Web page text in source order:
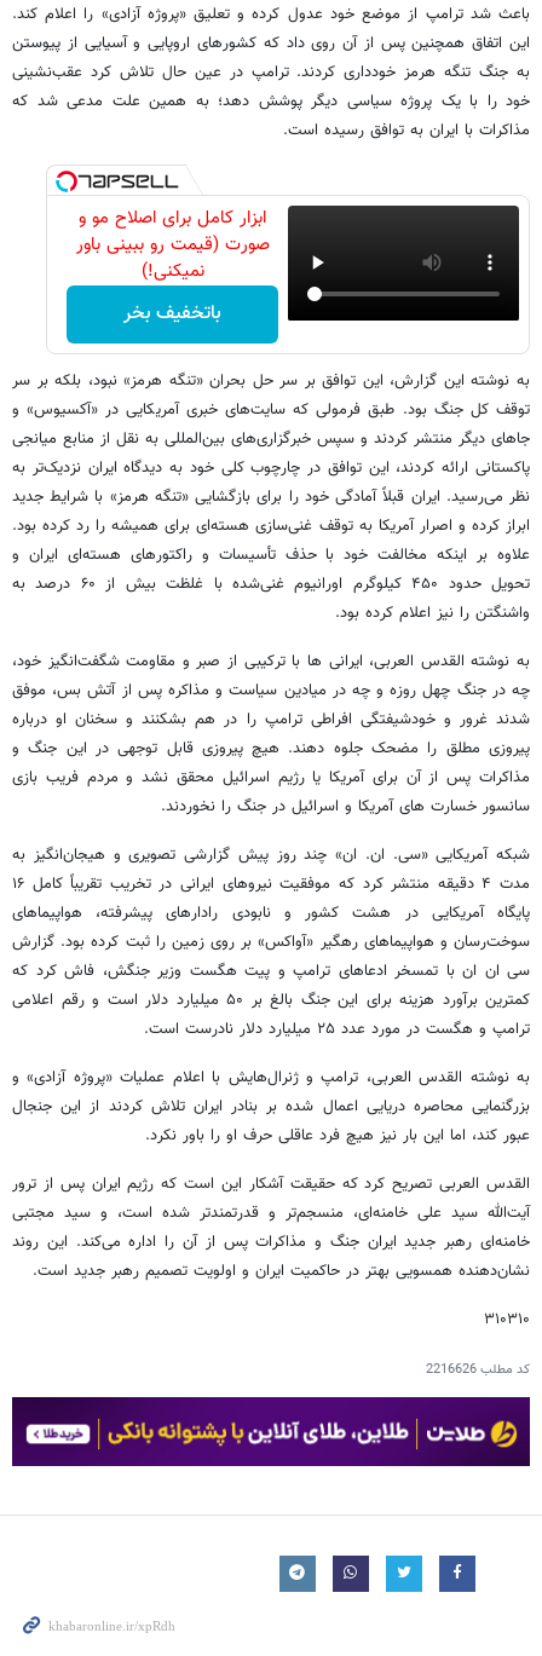
باعث شد ترامپ از موضع خود عدول کرده و تعلیق «پروژه آزادی» را اعلام کند.
این اتفاق همچنین پس از آن روی داد که کشورهای اروپایی و آسیایی از پیوستن
به جنگ تنگه هرمز خودداری کردند. ترامپ در عین حال تلاش کرد عقب‌نشینی
خود را با یک پروژه سیاسی دیگر پوشش دهد؛ به همین علت مدعی شد که
مذاکرات با ایران به توافق رسیده است.
ابزار کامل برای اصلاح مو و
صورت (قیمت رو ببینی باور
نمیکنی!)
باتخفیف بخر
به نوشته این گزارش، این توافق بر سر حل بحران «تنگه هرمز» نبود، بلکه بر سر
توقف کل جنگ بود. طبق فرمولی که سایت‌های خبری آمریکایی در «آکسیوس» و
جاهای دیگر منتشر کردند و سپس خبرگزاری‌های بین‌المللی به نقل از منابع میانجی‌
پاکستانی ارائه کردند، این توافق در چارچوب کلی خود به دیدگاه ایران نزدیک‌تر به
نظر می‌رسید. ایران قبلاً آمادگی خود را برای بازگشایی «تنگه هرمز» با شرایط جدید
ابراز کرده و اصرار آمریکا به توقف غنی‌سازی هسته‌ای برای همیشه را رد کرده بود.
علاوه بر اینکه مخالفت خود با حذف تأسیسات و راکتورهای هسته‌ای ایران و
تحویل حدود ۴۵۰ کیلوگرم اورانیوم غنی‌شده با غلظت بیش از ۶۰ درصد به
واشنگتن را نیز اعلام کرده بود.
به نوشته القدس العربی، ایرانی ها با ترکیبی از صبر و مقاومت شگفت‌انگیز خود،
چه در جنگ چهل روزه و چه در میادین سیاست و مذاکره پس از آتش بس، موفق
شدند غرور و خودشیفتگی افراطی ترامپ را در هم بشکنند و سخنان او درباره
پیروزی مطلق را مضحک جلوه دهند. هیچ پیروزی قابل توجهی در این جنگ و
مذاکرات پس از آن برای آمریکا یا رژیم اسرائیل محقق نشد و مردم فریب بازی
سانسور خسارت های آمریکا و اسرائیل در جنگ را نخوردند.
شبکه آمریکایی «سی. ان. ان» چند روز پیش گزارشی تصویری و هیجان‌انگیز به
مدت ۴ دقیقه منتشر کرد که موفقیت نیروهای ایرانی در تخریب تقریباً کامل ۱۶
پایگاه آمریکایی در هشت کشور و نابودی رادارهای پیشرفته، هواپیماهای
سوخت‌رسان و هواپیماهای رهگیر «آواکس» بر روی زمین را ثبت کرده بود. گزارش
سی ان ان با تمسخر ادعاهای ترامپ و پیت هگست وزیر جنگش، فاش کرد که
کمترین برآورد هزینه برای این جنگ بالغ بر ۵۰ میلیارد دلار است و رقم اعلامی
ترامپ و هگست در مورد عدد ۲۵ میلیارد دلار نادرست است.
به نوشته القدس العربی، ترامپ و ژنرال‌هایش با اعلام عملیات «پروژه آزادی» و
بزرگنمایی محاصره دریایی اعمال شده بر بنادر ایران تلاش کردند از این جنجال
عبور کند، اما این بار نیز هیچ فرد عاقلی حرف او را باور نکرد.
القدس العربی تصریح کرد که حقیقت آشکار این است که رژیم ایران پس از ترور
آیت‌الله سید علی خامنه‌ای، منسجم‌تر و قدرتمندتر شده است، و سید مجتبی
خامنه‌ای رهبر جدید ایران جنگ و مذاکرات پس از آن را اداره می‌کند. این روند
نشان‌دهنده همسویی بهتر در حاکمیت ایران و اولویت تصمیم رهبر جدید است.
۳۱۰۳۱۰
کد مطلب2216626